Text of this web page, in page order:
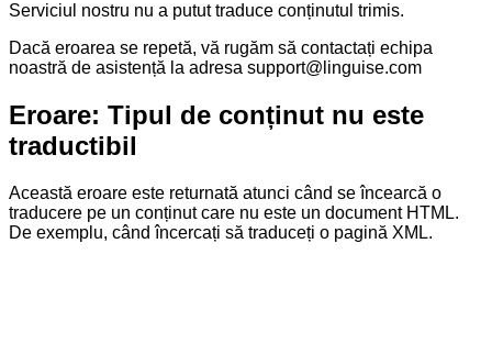
Serviciul nostru nu a putut traduce conținutul trimis.
Dacă eroarea se repetă, vă rugăm să contactați echipa
noastră de asistență la adresa support@linguise.com
Eroare: Tipul de conținut nu este
traductibil
Această eroare este returnată atunci când se încearcă o
traducere pe un conținut care nu este un document HTML.
De exemplu, când încercați să traduceți o pagină XML.